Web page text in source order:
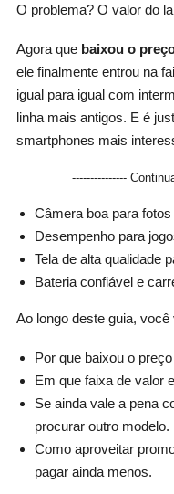
O problema? O valor do
Agora que baixou o
ele finalmente entrou na
igual para igual com
linha mais antigos. E é
smartphones mais
---------------
Câmera boa para
Desempenho para
Tela de alta qualidade
Bateria confiável e
Ao longo deste guia, você
Por que baixou o
Em que faixa de valor
Se ainda vale a pena
procurar outro modelo.
Como aproveitar
pagar ainda menos.